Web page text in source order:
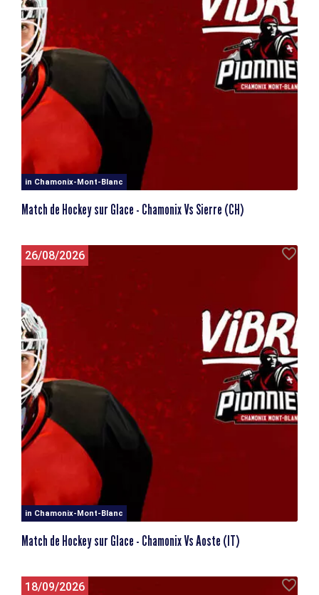
in Chamonix-Mont-Blanc
Match de Hockey sur Glace - Chamonix Vs Sierre (CH)
26/08/2026
in Chamonix-Mont-Blanc
Match de Hockey sur Glace - Chamonix Vs Aoste (IT)
18/09/2026